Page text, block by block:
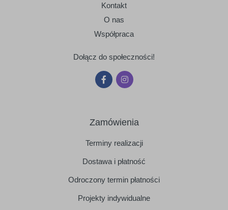
Kontakt
O nas
Współpraca
Dołącz do społeczności!
Zamówienia
Terminy realizacji
Dostawa i płatność
Odroczony termin płatności
Projekty indywidualne